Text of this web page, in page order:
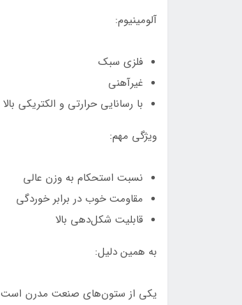
آلومینیوم:
فلزی سبک
غیرآهنی
با رسانایی حرارتی و الکتریکی بالا
ویژگی مهم:
نسبت استحکام به وزن عالی
مقاومت خوب در برابر خوردگی
قابلیت شکل‌دهی بالا
به همین دلیل:
یکی از ستون‌های صنعت مدرن است